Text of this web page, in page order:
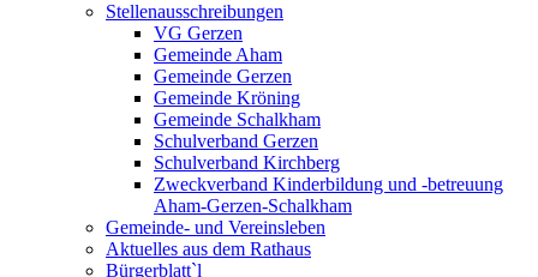
Stellenausschreibungen
VG Gerzen
Gemeinde Aham
Gemeinde Gerzen
Gemeinde Kröning
Gemeinde Schalkham
Schulverband Gerzen
Schulverband Kirchberg
Zweckverband Kinderbildung und -betreuung
Aham-Gerzen-Schalkham
Gemeinde- und Vereinsleben
Aktuelles aus dem Rathaus
Bürgerblatt`l